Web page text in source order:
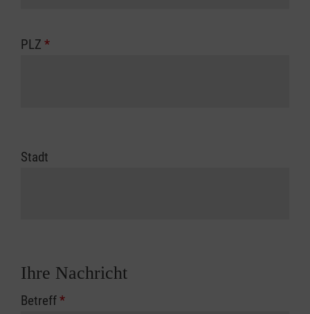
PLZ *
Stadt
Ihre Nachricht
Betreff*